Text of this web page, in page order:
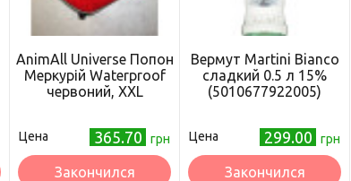
АnimAll Universe Попон
Меркурій Waterproof
червоний, XXL
Цена 365.70 грн
Закончился
Вермут Martini Bianco
сладкий 0.5 л 15%
(5010677922005)
Цена 299.00 грн
Закончился